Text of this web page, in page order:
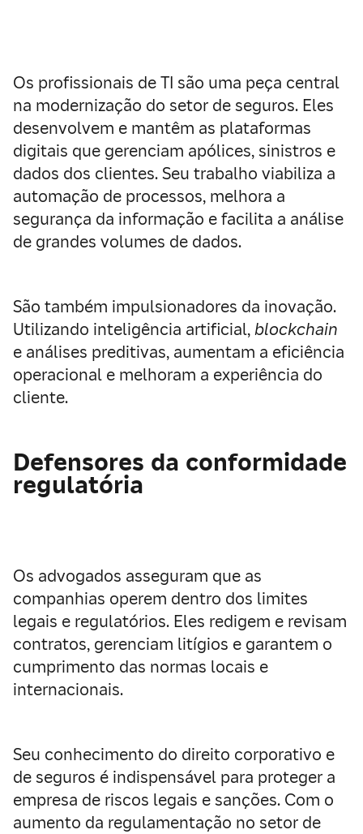
Os profissionais de TI são uma peça central
na modernização do setor de seguros. Eles
desenvolvem e mantêm as plataformas
digitais que gerenciam apólices, sinistros e
dados dos clientes. Seu trabalho viabiliza a
automação de processos, melhora a
segurança da informação e facilita a análise
de grandes volumes de dados.
São também impulsionadores da inovação.
Utilizando inteligência artificial,blockchain
e análises preditivas, aumentam a eficiência
operacional e melhoram a experiência do
cliente.
Defensores da conformidade
regulatória
Os advogados asseguram que as
companhias operem dentro dos limites
legais e regulatórios. Eles redigem e revisam
contratos, gerenciam litígios e garantem o
cumprimento das normas locais e
internacionais.
Seu conhecimento do direito corporativo e
de seguros é indispensável para proteger a
empresa de riscos legais e sanções. Com o
aumento da regulamentação no setor de